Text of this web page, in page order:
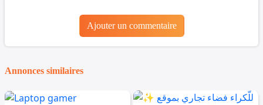
Ajouter un commentaire
Annonces similaires